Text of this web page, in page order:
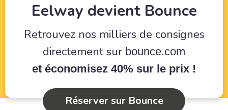
Eelway devient Bounce
Retrouvez nos milliers de consignes
directement sur bounce.com
et économisez 40% sur le prix !
Réserver sur Bounce